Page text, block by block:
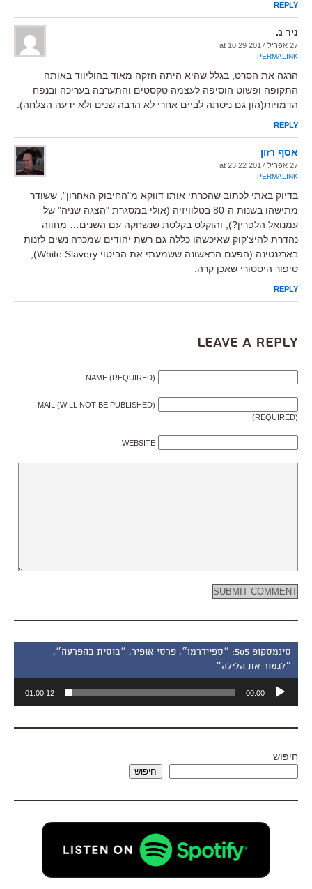
REPLY
ניר נ.
27 אפריל 2017 at 10:29
PERMALINK
הרגה את הסרט, בגלל שהיא היתה חזקה מאוד בהוליווד באותה
התקופה ופשוט הוסיפה לעצמה טקסטים והתערבה בעריכה ובנפח
הדמויות(הון גם ניסתה לביים אחרי לא הרבה שנים ולא ידעה הצלחה).
REPLY
אסף רזון
27 אפריל 2017 at 23:22
PERMALINK
בדיוק באתי לכתוב שהכרתי אותו דווקא מ"החיבוק האחרון", ששודר
מתישהו בשנות ה-80 בטלוויזיה (אולי במסגרת "הצגה שניה" של
עמנואל הלפרין?), והוקלט בקלטת שנשחקה עם השנים… מחווה
נהדרת להיצ'קוק שאיכשהו כללה גם רשת יהודים שמכרה נשים לזנות
בארגנטינה (הפעם הראשונה ששמעתי את הביטוי White Slavery),
סיפור היסטורי שאכן קרה.
REPLY
Leave a Reply
NAME (REQUIRED)
MAIL (WILL NOT BE PUBLISHED)
(REQUIRED)
WEBSITE
סינמסקופ 505: ״ספיידרמן״, פרסי אופיר, ״בוסית בהפרעה״,
״לגמור את הלילה״
אודיו
00:00
01:00:12
חיפוש
חיפוש